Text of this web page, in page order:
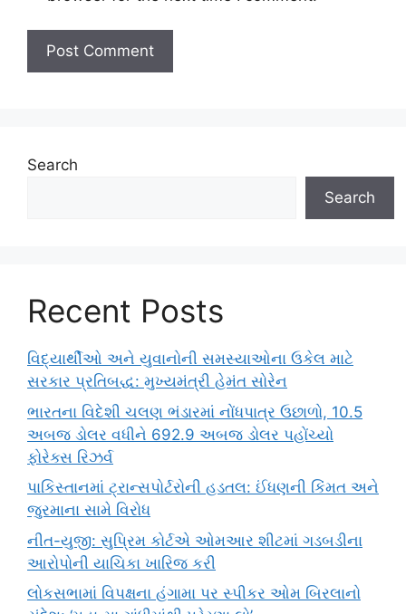
Search
Search
Recent Posts
વિદ્યાર્થીઓ અને યુવાનોની સમસ્યાઓના ઉકેલ માટે
સરકાર પ્રતિબદ્ધ: મુખ્યમંત્રી હેમંત સોરેન
ભારતના વિદેશી ચલણ ભંડારમાં નોંધપાત્ર ઉછાળો, 10.5
અબજ ડોલર વધીને 692.9 અબજ ડોલર પહોંચ્યો
ફોરેક્સ રિઝર્વ
પાકિસ્તાનમાં ટ્રાન્સપોર્ટરોની હડતલ: ઈંધણની કિંમત અને
જુરમાના સામે વિરોધ
નીત-યુજી: સુપ્રિમ કોર્ટએ ઓમઆર શીટમાં ગડબડીના
આરોપોની યાચિકા ખારિજ કરી
લોકસભામાં વિપક્ષના હંગામા પર સ્પીકર ઓમ બિરલાનો